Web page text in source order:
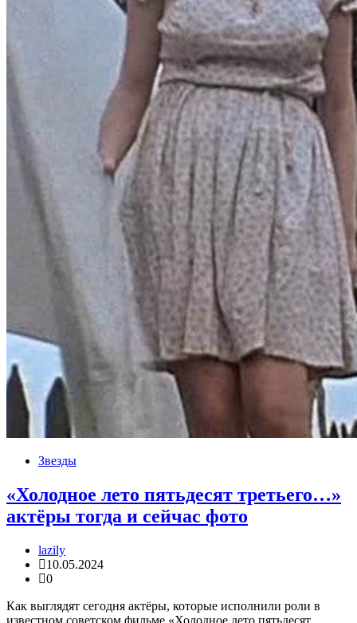
Звезды
«Холодное лето пятьдесят третьего…»
актёры тогда и сейчас фото
lazily
10.05.2024
0
Как выглядят сегодня актёры, которые исполнили роли в
известном советском фильме «Холодное лето пятьдесят